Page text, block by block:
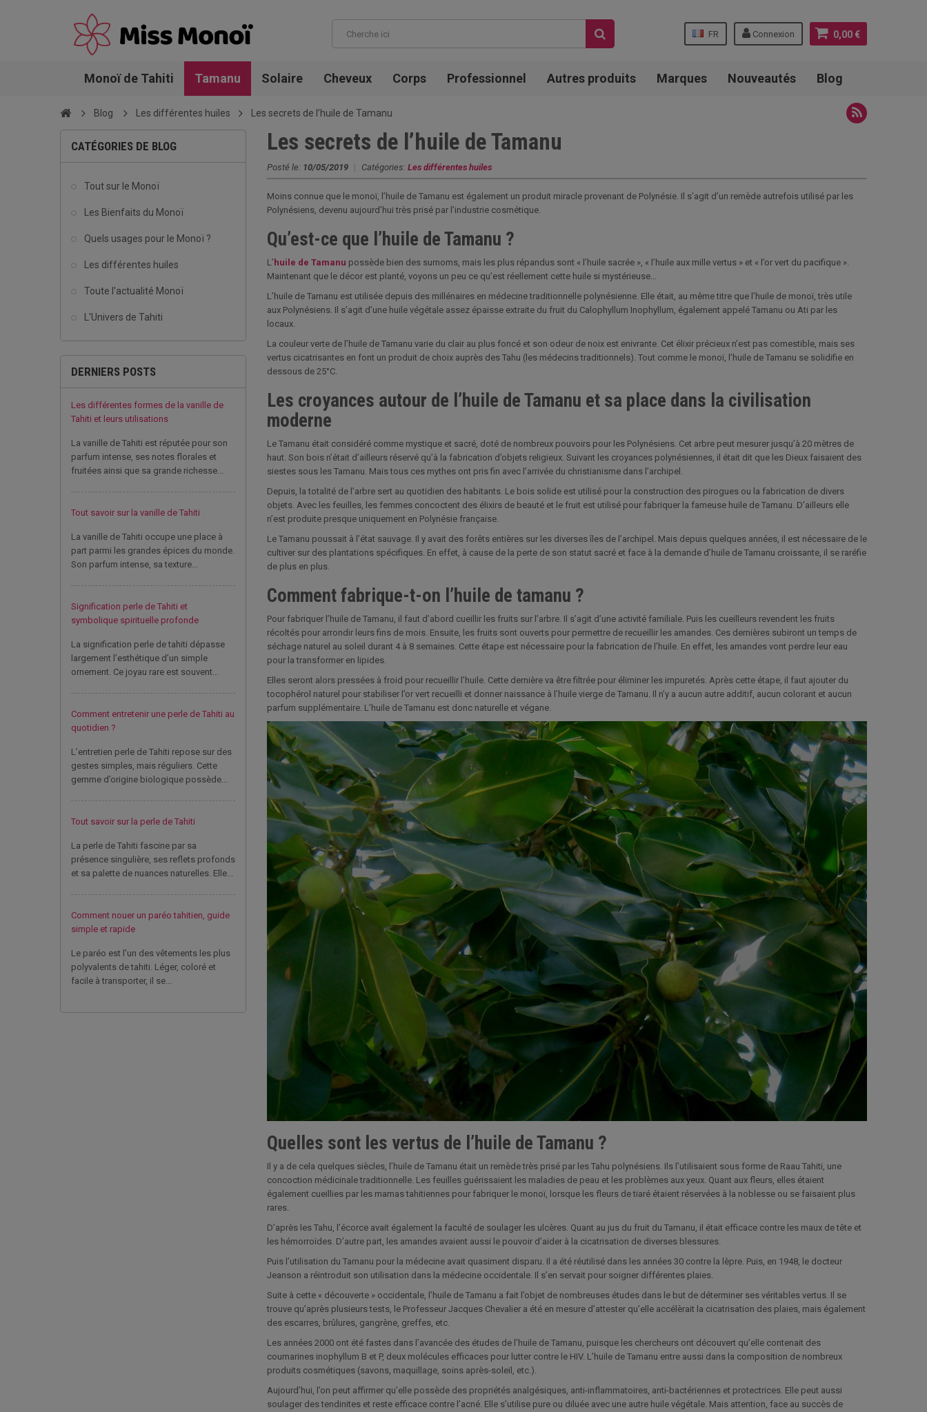
0,00 €
Connexion
FR
Monoï de Tahiti Tamanu Solaire Cheveux Corps Professionnel Autres produits Marques Nouveautés Blog
Blog Les différentes huiles Les secrets de l’huile de Tamanu
CATÉGORIES DE BLOG
Tout sur le Monoï
Les Bienfaits du Monoï
Quels usages pour le Monoï ?
Les différentes huiles
Toute l'actualité Monoï
L'Univers de Tahiti
DERNIERS POSTS
Les différentes formes de la vanille de
Tahiti et leurs utilisations
La vanille de Tahiti est réputée pour son
parfum intense, ses notes florales et
fruitées ainsi que sa grande richesse...
Tout savoir sur la vanille de Tahiti
La vanille de Tahiti occupe une place à
part parmi les grandes épices du monde.
Son parfum intense, sa texture...
Signification perle de Tahiti et
symbolique spirituelle profonde
La signification perle de tahiti dépasse
largement l’esthétique d’un simple
ornement. Ce joyau rare est souvent...
Comment entretenir une perle de Tahiti au
quotidien ?
L’entretien perle de Tahiti repose sur des
gestes simples, mais réguliers. Cette
gemme d’origine biologique possède...
Tout savoir sur la perle de Tahiti
La perle de Tahiti fascine par sa
présence singulière, ses reflets profonds
et sa palette de nuances naturelles. Elle...
Comment nouer un paréo tahitien, guide
simple et rapide
Le paréo est l’un des vêtements les plus
polyvalents de tahiti. Léger, coloré et
facile à transporter, il se...
Les secrets de l’huile de Tamanu
Posté le: 10/05/2019 | Catégories: Les différentes huiles
Moins connue que le monoï, l’huile de Tamanu est également un produit miracle provenant de Polynésie. Il s’agit d’un remède autrefois utilisé par les
Polynésiens, devenu aujourd’hui très prisé par l’industrie cosmétique.
Qu’est-ce que l’huile de Tamanu ?
L’ huile de Tamanu possède bien des surnoms, mais les plus répandus sont « l’huile sacrée », « l’huile aux mille vertus » et « l’or vert du pacifique ».
Maintenant que le décor est planté, voyons un peu ce qu’est réellement cette huile si mystérieuse…
L’huile de Tamanu est utilisée depuis des millénaires en médecine traditionnelle polynésienne. Elle était, au même titre que l’huile de monoï, très utile
aux Polynésiens. Il s’agit d’une huile végétale assez épaisse extraite du fruit du Calophyllum Inophyllum, également appelé Tamanu ou Ati par les
locaux.
La couleur verte de l’huile de Tamanu varie du clair au plus foncé et son odeur de noix est enivrante. Cet élixir précieux n’est pas comestible, mais ses
vertus cicatrisantes en font un produit de choix auprès des Tahu (les médecins traditionnels). Tout comme le monoï, l’huile de Tamanu se solidifie en
dessous de 25°C.
Les croyances autour de l’huile de Tamanu et sa place dans la civilisation
moderne
Le Tamanu était considéré comme mystique et sacré, doté de nombreux pouvoirs pour les Polynésiens. Cet arbre peut mesurer jusqu’à 20 mètres de
haut. Son bois n’était d’ailleurs réservé qu’à la fabrication d’objets religieux. Suivant les croyances polynésiennes, il était dit que les Dieux faisaient des
siestes sous les Tamanu. Mais tous ces mythes ont pris fin avec l’arrivée du christianisme dans l’archipel.
Depuis, la totalité de l’arbre sert au quotidien des habitants. Le bois solide est utilisé pour la construction des pirogues ou la fabrication de divers
objets. Avec les feuilles, les femmes concoctent des élixirs de beauté et le fruit est utilisé pour fabriquer la fameuse huile de Tamanu. D’ailleurs elle
n’est produite presque uniquement en Polynésie française.
Le Tamanu poussait à l’état sauvage. Il y avait des forêts entières sur les diverses îles de l’archipel. Mais depuis quelques années, il est nécessaire de le
cultiver sur des plantations spécifiques. En effet, à cause de la perte de son statut sacré et face à la demande d’huile de Tamanu croissante, il se raréfie
de plus en plus.
Comment fabrique-t-on l’huile de tamanu ?
Pour fabriquer l’huile de Tamanu, il faut d’abord cueillir les fruits sur l’arbre. Il s’agit d’une activité familiale. Puis les cueilleurs revendent les fruits
récoltés pour arrondir leurs fins de mois. Ensuite, les fruits sont ouverts pour permettre de recueillir les amandes. Ces dernières subiront un temps de
séchage naturel au soleil durant 4 à 8 semaines. Cette étape est nécessaire pour la fabrication de l’huile. En effet, les amandes vont perdre leur eau
pour la transformer en lipides.
Elles seront alors pressées à froid pour recueillir l’huile. Cette dernière va être filtrée pour éliminer les impuretés. Après cette étape, il faut ajouter du
tocophérol naturel pour stabiliser l’or vert recueilli et donner naissance à l’huile vierge de Tamanu. Il n’y a aucun autre additif, aucun colorant et aucun
parfum supplémentaire. L’huile de Tamanu est donc naturelle et végane.
Quelles sont les vertus de l’huile de Tamanu ?
Il y a de cela quelques siècles, l’huile de Tamanu était un remède très prisé par les Tahu polynésiens. Ils l’utilisaient sous forme de Raau Tahiti, une
concoction médicinale traditionnelle. Les feuilles guérissaient les maladies de peau et les problèmes aux yeux. Quant aux fleurs, elles étaient
également cueillies par les mamas tahitiennes pour fabriquer le monoï, lorsque les fleurs de tiaré étaient réservées à la noblesse ou se faisaient plus
rares.
D’après les Tahu, l’écorce avait également la faculté de soulager les ulcères. Quant au jus du fruit du Tamanu, il était efficace contre les maux de tête et
les hémorroïdes. D’autre part, les amandes avaient aussi le pouvoir d’aider à la cicatrisation de diverses blessures.
Puis l’utilisation du Tamanu pour la médecine avait quasiment disparu. Il a été réutilisé dans les années 30 contre la lèpre. Puis, en 1948, le docteur
Jeanson a réintroduit son utilisation dans la médecine occidentale. Il s’en servait pour soigner différentes plaies.
Suite à cette « découverte » occidentale, l’huile de Tamanu a fait l’objet de nombreuses études dans le but de déterminer ses véritables vertus. Il se
trouve qu’après plusieurs tests, le Professeur Jacques Chevalier a été en mesure d’attester qu’elle accélèrait la cicatrisation des plaies, mais également
des escarres, brûlures, gangrène, greffes, etc.
Les années 2000 ont été fastes dans l’avancée des études de l’huile de Tamanu, puisque les chercheurs ont découvert qu’elle contenait des
coumarines inophyllum B et P, deux molécules efficaces pour lutter contre le HIV. L’huile de Tamanu entre aussi dans la composition de nombreux
produits cosmétiques (savons, maquillage, soins après-soleil, etc.).
Aujourd’hui, l’on peut affirmer qu’elle possède des propriétés analgésiques, anti-inflammatoires, anti-bactériennes et protectrices. Elle peut aussi
soulager des tendinites et reste efficace contre l’acné. Elle s’utilise pure ou diluée avec une autre huile végétale. Mais attention, face au succès de